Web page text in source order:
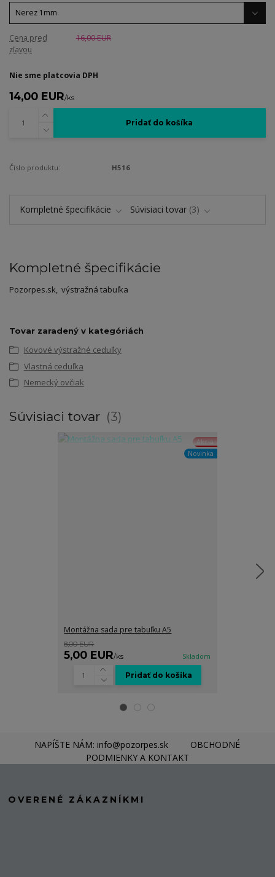
Cena pred
zľavou
16,00 EUR
Nie sme platcovia DPH
14,00 EUR/ks
Pridať do košíka
Číslo produktu: H516
Kompletné špecifikácie Súvisiaci tovar 3
Kompletné špecifikácie
Pozorpes.sk, výstražná tabuľka
Tovar zaradený v kategóriách
Kovové výstražné ceduľky
Vlastná ceduľka
Nemecký ovčiak
Súvisiaci tovar 3
Akcia
Novinka
Montážna sada pre tabuľku A5
8,00 EUR
5,00 EUR/ks Skladom
Pridať do košíka
NAPÍŠTE NÁM: info@pozorpes.sk
OBCHODNÉ
PODMIENKY A KONTAKT
OVERENÉ ZÁKAZNÍKMI